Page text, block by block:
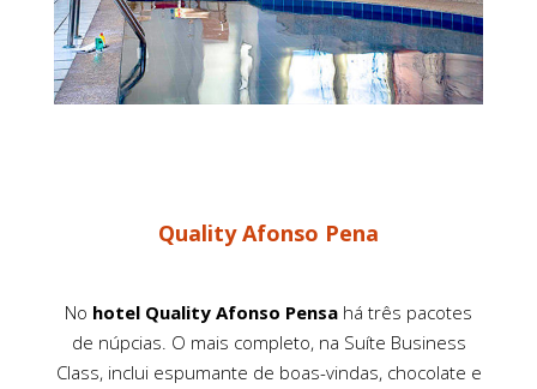
Quality Afonso Pena
No hotel Quality Afonso Pensa há três pacotes
de núpcias. O mais completo, na Suíte Business
Class, inclui espumante de boas-vindas, chocolate e